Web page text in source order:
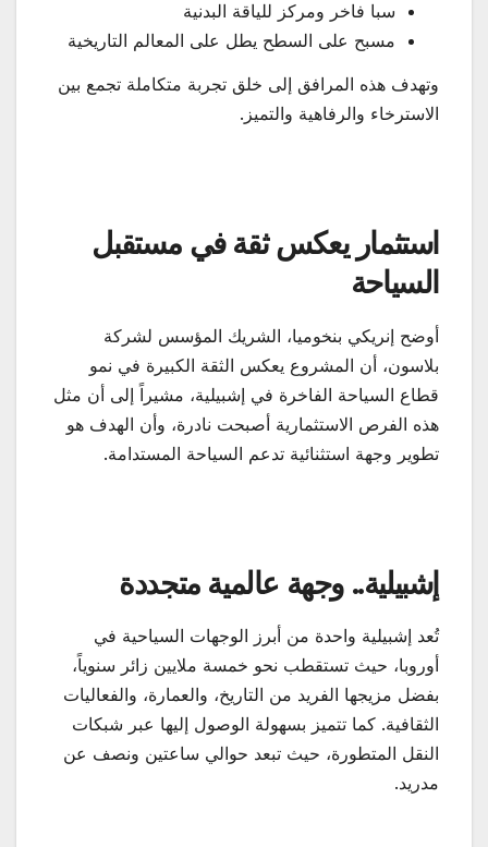
سبا فاخر ومركز للياقة البدنية
مسبح على السطح يطل على المعالم التاريخية
وتهدف هذه المرافق إلى خلق تجربة متكاملة تجمع بين
الاسترخاء والرفاهية والتميز.
استثمار يعكس ثقة في مستقبل
السياحة
أوضح إنريكي بنخوميا، الشريك المؤسس لشركة
بلاسون، أن المشروع يعكس الثقة الكبيرة في نمو
قطاع السياحة الفاخرة في إشبيلية، مشيراً إلى أن مثل
هذه الفرص الاستثمارية أصبحت نادرة، وأن الهدف هو
تطوير وجهة استثنائية تدعم السياحة المستدامة.
إشبيلية.. وجهة عالمية متجددة
تُعد إشبيلية واحدة من أبرز الوجهات السياحية في
أوروبا، حيث تستقطب نحو خمسة ملايين زائر سنوياً،
بفضل مزيجها الفريد من التاريخ، والعمارة، والفعاليات
الثقافية. كما تتميز بسهولة الوصول إليها عبر شبكات
النقل المتطورة، حيث تبعد حوالي ساعتين ونصف عن
مدريد.